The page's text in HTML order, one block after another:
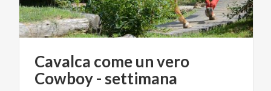
Cavalca comeunvero
Cowboy- settimana